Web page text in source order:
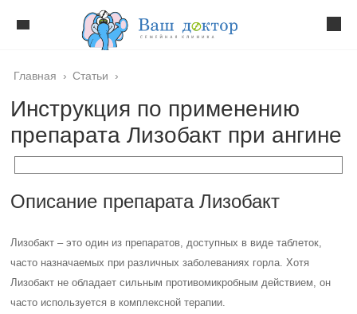
Главная › Статьи ›
Инструкция по применению
препарата Лизобакт при ангине
Описание препарата Лизобакт
Лизобакт – это один из препаратов, доступных в виде таблеток,
часто назначаемых при различных заболеваниях горла. Хотя
Лизобакт не обладает сильным противомикробным действием, он
часто используется в комплексной терапии.